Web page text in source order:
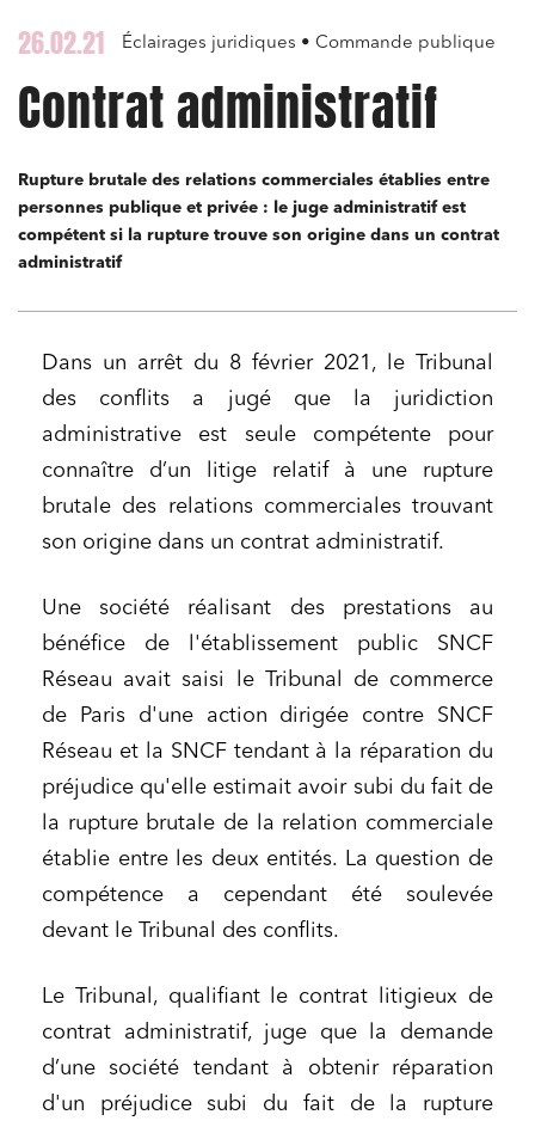
26.02.21 Éclairages juridiques • Commande publique
Contrat administratif
Rupture brutale des relations commerciales établies entre
personnes publique et privée : le juge administratif est
compétent si la rupture trouve son origine dans un contrat
administratif
Dans un arrêt du 8 février 2021, le Tribunal
des conflits a jugé que la juridiction
administrative est seule compétente pour
connaître d’un litige relatif à une rupture
brutale des relations commerciales trouvant
son origine dans un contrat administratif.
Une société réalisant des prestations au
bénéfice de l'établissement public SNCF
Réseau avait saisi le Tribunal de commerce
de Paris d'une action dirigée contre SNCF
Réseau et la SNCF tendant à la réparation du
préjudice qu'elle estimait avoir subi du fait de
la rupture brutale de la relation commerciale
établie entre les deux entités. La question de
compétence a cependant été soulevée
devant le Tribunal des conflits.
Le Tribunal, qualifiant le contrat litigieux de
contrat administratif, juge que la demande
d’une société tendant à obtenir réparation
d'un préjudice subi du fait de la rupture